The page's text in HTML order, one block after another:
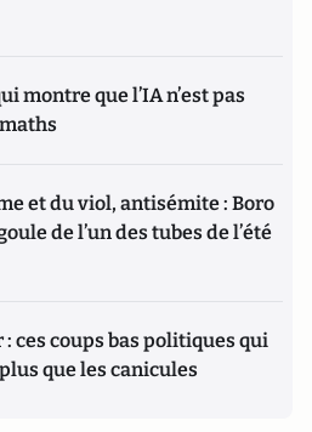
montre que l’IA n’est pas
et du viol, antisémite : Boro
de l’un des tubes de l’été
ces coups bas politiques qui
que les canicules